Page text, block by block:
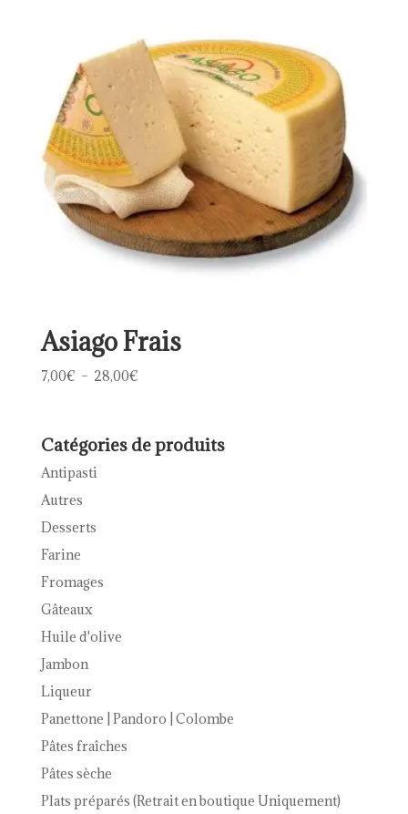
35,00€
Asiago Frais
7,00€ – 28,00€Plage
7,00€
Catégories de produits
Antipasti
Autres
Desserts
Farine
Fromages
Gâteaux
Huile d'olive
Jambon
Liqueur
Panettone | Pandoro | Colombe
Pâtes fraîches
Pâtes sèche
Plats préparés (Retrait en boutique Uniquement)